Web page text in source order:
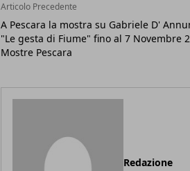
Articolo Precedente
A Pescara la mostra su Gabriele D'
"Le gesta di Fiume" fino al 7 Novembre
Mostre Pescara
Redazione